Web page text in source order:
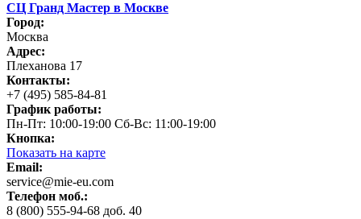
СЦ Гранд Мастер в Москве
Город:
Москва
Адрес:
Плеханова 17
Контакты:
+7 (495) 585-84-81
График работы:
Пн-Пт: 10:00-19:00 Сб-Вс: 11:00-19:00
Кнопка:
Показать на карте
Email:
service@mie-eu.com
Телефон моб.:
8 (800) 555-94-68 доб. 40